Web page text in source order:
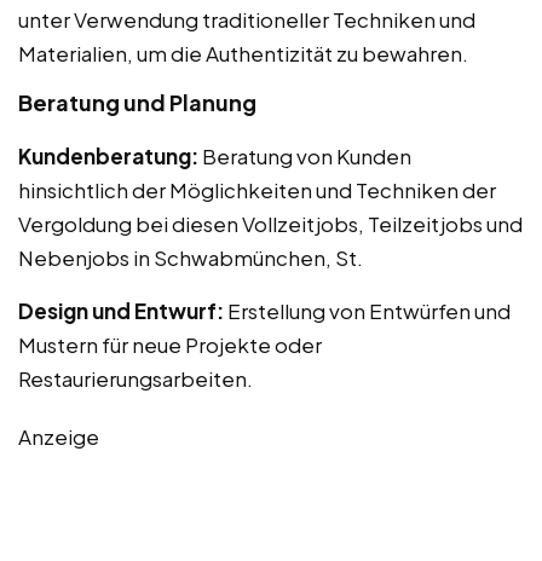
unter Verwendung traditioneller Techniken und
Materialien, um die Authentizität zu bewahren.
Beratung und Planung
Kundenberatung: Beratung von Kunden
hinsichtlich der Möglichkeiten und Techniken der
Vergoldung bei diesen Vollzeitjobs, Teilzeitjobs und
Nebenjobs in Schwabmünchen, St.
Design und Entwurf: Erstellung von Entwürfen und
Mustern für neue Projekte oder
Restaurierungsarbeiten.
Anzeige